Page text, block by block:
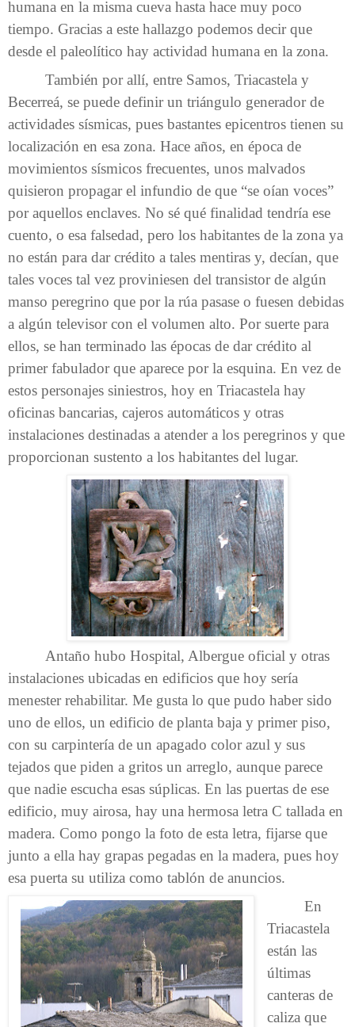
humana en la misma cueva hasta hace muy poco
tiempo. Gracias a este hallazgo podemos decir que
desde el paleolítico hay actividad humana en la zona.
También por allí, entre Samos, Triacastela y
Becerreá, se puede definir un triángulo generador de
actividades sísmicas, pues bastantes epicentros tienen su
localización en esa zona. Hace años, en época de
movimientos sísmicos frecuentes, unos malvados
quisieron propagar el infundio de que “se oían voces”
por aquellos enclaves. No sé qué finalidad tendría ese
cuento, o esa falsedad, pero los habitantes de la zona ya
no están para dar crédito a tales mentiras y, decían, que
tales voces tal vez proviniesen del transistor de algún
manso peregrino que por la rúa pasase o fuesen debidas
a algún televisor con el volumen alto. Por suerte para
ellos, se han terminado las épocas de dar crédito al
primer fabulador que aparece por la esquina. En vez de
estos personajes siniestros, hoy en Triacastela hay
oficinas bancarias, cajeros automáticos y otras
instalaciones destinadas a atender a los peregrinos y que
proporcionan sustento a los habitantes del lugar.
Antaño hubo Hospital, Albergue oficial y otras
instalaciones ubicadas en edificios que hoy sería
menester rehabilitar. Me gusta lo que pudo haber sido
uno de ellos, un edificio de planta baja y primer piso,
con su carpintería de un apagado color azul y sus
tejados que piden a gritos un arreglo, aunque parece
que nadie escucha esas súplicas. En las puertas de ese
edificio, muy airosa, hay una hermosa letra C tallada en
madera. Como pongo la foto de esta letra, fijarse que
junto a ella hay grapas pegadas en la madera, pues hoy
esa puerta su utiliza como tablón de anuncios.
En
Triacastela
están las
últimas
canteras de
caliza que